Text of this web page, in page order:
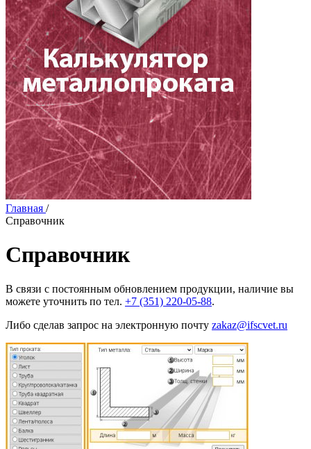
Главная /
Справочник
Справочник
В связи с постоянным обновлением продукции, наличие вы
можете уточнить по тел. +7 (351) 220-05-88.
Либо сделав запрос на электронную почту zakaz@ifscvet.ru